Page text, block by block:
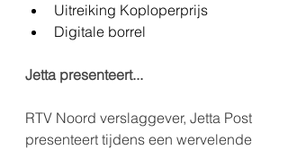
Uitreiking Koploperprijs
Digitale borrel
Jetta presenteert...
RTV Noord verslaggever, Jetta Post
presenteert tijdens een wervelende